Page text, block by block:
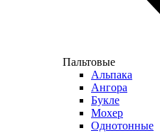
Пальтовые
Альпака
Ангора
Букле
Мохер
Однотонные